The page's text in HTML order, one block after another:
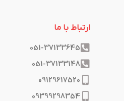
ارتباط با ما
051-37133645
051-37133148
09129617520
09399298354